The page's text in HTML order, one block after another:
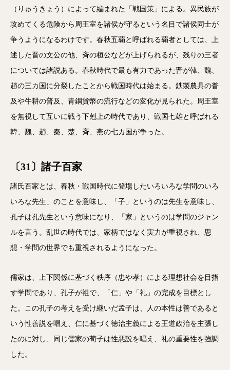
（りゅうきょう）によって編まれた「戦国策」による。異民族が
攻めてくる危険から周王室を諸侯が守るという名目で諸侯同士が
争うようになるわけです。春秋五覇と呼ばれる覇者としては、上
述した晋の文公の他、斉の桓公などが上げられるが、残りの三者
については諸説ある。春秋時代で最も有力であった晋が韓、魏、
趙の三カ国に分裂したことから戦国時代は始まる。鉄製農具の普
及や牛耕の普及、青銅貨幣の流行などの変化が見られた。周王室
を無視して互いに戦う下剋上の時代であり、戦国七雄と呼ばれる
韓、魏、趙、秦、楚、斉、燕の七カ国が争った。
〔31〕諸子百家
諸氏百家とは、春秋・戦国時代に登場したいろいろな学問のいろ
いろな先生」のことを意味し、「子」というのは先生を意味し、
孔子は孔先生という意味になり、「家」というのは学問のジャン
ルを言う。乱世の時代では、家柄ではなく実力が重視され、思
想・学問の世界でも重視されるようになった。
儒家は、上下関係に基づく秩序（忠や孝）による理想社会を目指
す学問であり、孔子が祖で、「仁」や「礼」の完成を目標とし
た。この孔子の考えを受け継いだ孟子は、人の本性は善であると
いう性善説を唱え、仁に基づく徳治主義による王道政治を主張し
たのに対し、同じ儒家の荀子は性悪説を唱え、礼の重要性を強調
した。